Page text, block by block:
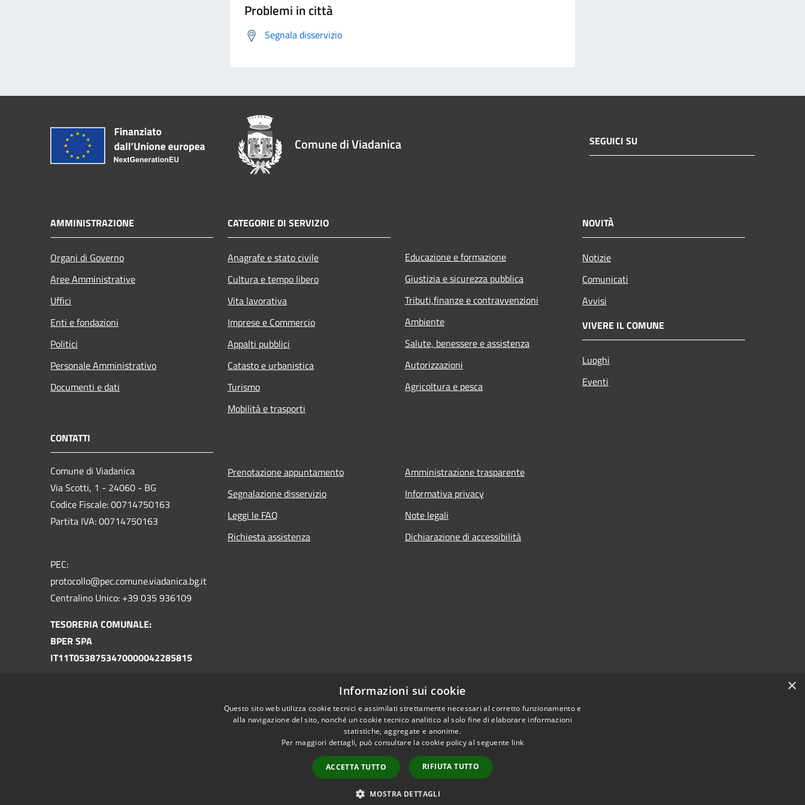
Problemi in città
Segnala disservizio
Comune di Viadanica SEGUICI SU
AMMINISTRAZIONE
Organi di Governo
Aree Amministrative
Uffici
Enti e fondazioni
Politici
Personale Amministrativo
Documenti e dati
CATEGORIE DI SERVIZIO
Anagrafe e stato civile
Cultura e tempo libero
Vita lavorativa
Imprese e Commercio
Appalti pubblici
Catasto e urbanistica
Turismo
Mobilità e trasporti
Educazione e formazione
Giustizia e sicurezza pubblica
Tributi,finanze e contravvenzioni
Ambiente
Salute, benessere e assistenza
Autorizzazioni
Agricoltura e pesca
NOVITÀ
Notizie
Comunicati
Avvisi
VIVERE IL COMUNE
Luoghi
Eventi
CONTATTI
Comune di Viadanica
Via Scotti, 1 - 24060 - BG
Codice Fiscale: 00714750163
Partita IVA: 00714750163
PEC:
protocollo@pec.comune.viadanica.bg.it
Centralino Unico: +39 035 936109
TESORERIA COMUNALE:
BPER SPA
IT11T0538753470000042285815
Prenotazione appuntamento
Segnalazione disservizio
Leggi le FAQ
Richiesta assistenza
Amministrazione trasparente
Informativa privacy
Note legali
Dichiarazione di accessibilità
Area riservata Copyright © 2026 • Comune di Viadanica • Powered by
×
Informazioni sui cookie
Questo sito web utilizza cookie tecnici e assimilati strettamente necessari al corretto funzionamento e
alla navigazione del sito, nonché un cookie tecnico analitico al solo fine di elaborare informazioni
statistiche, aggregate e anonime.
Per maggiori dettagli, può consultare la cookie policy al seguente link
ACCETTA TUTTO RIFIUTA TUTTO
MOSTRA DETTAGLI